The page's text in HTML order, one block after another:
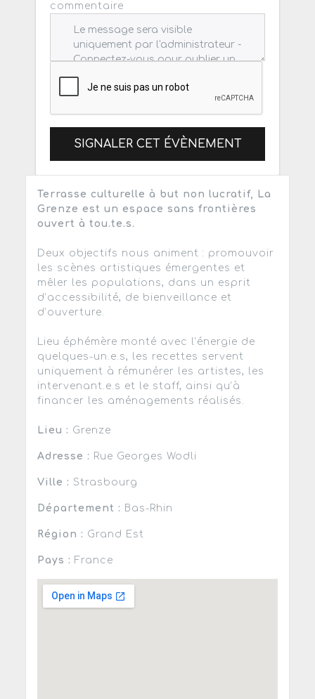
commentaire
SIGNALER CET ÉVÈNEMENT
Terrasse culturelle à but non lucratif, La
Grenze est un espace sans frontières
ouvert à tou.te.s.
Deux objectifs nous animent : promouvoir
les scènes artistiques émergentes et
mêler les populations, dans un esprit
d’accessibilité, de bienveillance et
d’ouverture.
Lieu éphémère monté avec l’énergie de
quelques-un.e.s, les recettes servent
uniquement à rémunérer les artistes, les
intervenant.e.s et le staff, ainsi qu’à
financer les aménagements réalisés.
Lieu : Grenze
Adresse : Rue Georges Wodli
Ville : Strasbourg
Département : Bas-Rhin
Région : Grand Est
Pays : France